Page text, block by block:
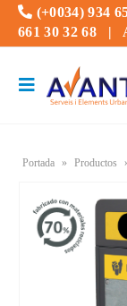
(+0034) 934
661 30 32 68 |
Portada » Productos